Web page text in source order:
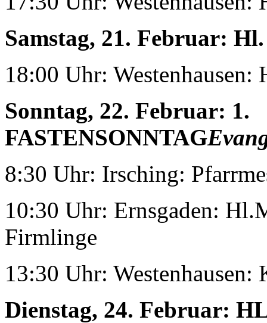
Samstag, 21. Februar:
18:00 Uhr: Westenhausen:
Sonntag, 22. Februar: 1.
FASTENSONNTAG
8:30 Uhr: Irsching:
10:30 Uhr: Ernsgaden:
Firmlinge
13:30 Uhr: Westenhausen:
Dienstag, 24. Februar: